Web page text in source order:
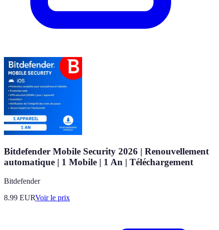
Bitdefender Mobile Security 2026 | Renouvellement
automatique | 1 Mobile | 1 An | Téléchargement
Bitdefender
8.99 EURVoir le prix